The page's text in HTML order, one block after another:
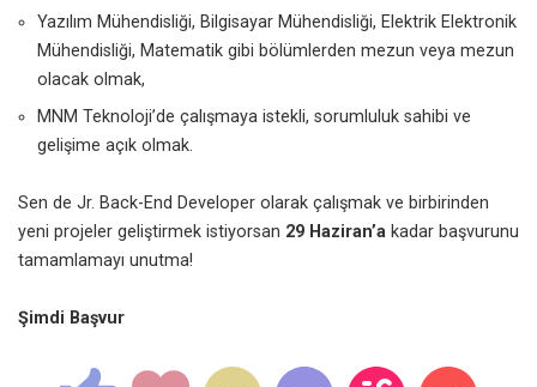
Yazılım Mühendisliği, Bilgisayar Mühendisliği, Elektrik Elektronik
Mühendisliği, Matematik gibi bölümlerden mezun veya mezun
olacak olmak,
MNM Teknoloji’de çalışmaya istekli, sorumluluk sahibi ve
gelişime açık olmak.
Sen de Jr. Back-End Developer olarak çalışmak ve birbirinden
yeni projeler geliştirmek istiyorsan 29 Haziran’a kadar başvurunu
tamamlamayı unutma!
Şimdi Başvur